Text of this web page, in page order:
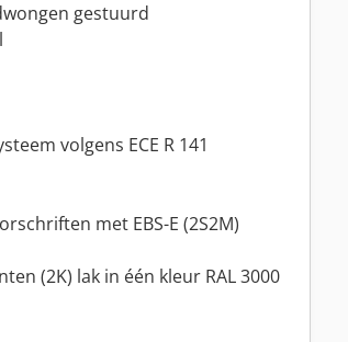
gestuurd
volgens ECE R 141
met EBS-E (2S2M)
(2K) lak in één kleur RAL 3000